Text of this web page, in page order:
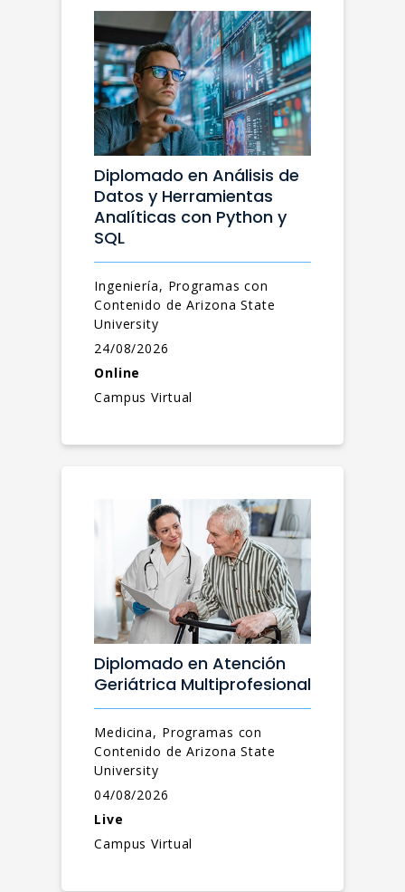
Diplomado en Análisis de
Datos y Herramientas
Analíticas con Python y
SQL
Ingeniería, Programas con
Contenido de Arizona State
University
24/08/2026
Online
Campus Virtual
Diplomado en Atención
Geriátrica Multiprofesional
Medicina, Programas con
Contenido de Arizona State
University
04/08/2026
Live
Campus Virtual